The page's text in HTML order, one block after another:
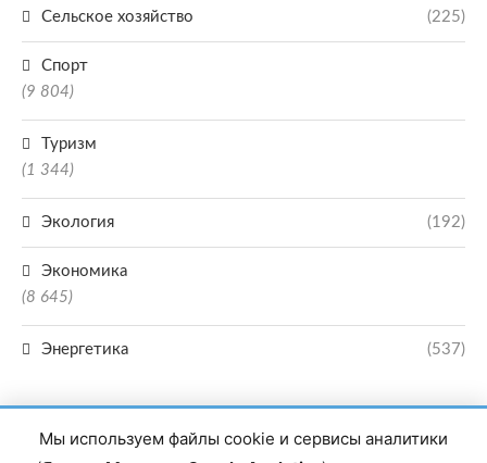
Сельское хозяйство (225)
Спорт
(9 804)
Туризм
(1 344)
Экология (192)
Экономика
(8 645)
Энергетика (537)
Мы используем файлы cookie и сервисы аналитики